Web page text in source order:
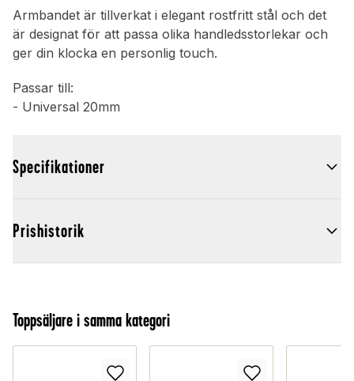
Armbandet är tillverkat i elegant rostfritt stål och det
är designat för att passa olika handledsstorlekar och
ger din klocka en personlig touch.
Passar till:
- Universal 20mm
Specifikationer
Prishistorik
Toppsäljare i samma kategori